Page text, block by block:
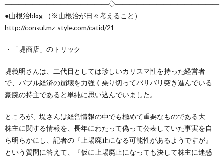
―――――――――――――――◇―――――――――――――――
●山根治blog （※山根治が日々考えること）
http://consul.mz-style.com/catid/21
・「堤商店」のトリック
堤義明さんは、二代目としては珍しいカリスマ性を持った経営者
で、バブル経済の崩壊を力強く乗り切ってバリバリ突き進んでいる
豪腕の持主であると単純に思い込んでいました。
ところが、堤さんは経営情報の中でも極めて重要なものである大
株主に関する情報を、長年にわたって偽って公表していた事実を自
ら明らかにし、記者の『上場廃止になる可能性があるようですが』
という質問に答えて、『仮に上場廃止になっても決して株主に迷惑